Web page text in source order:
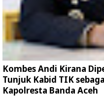
Kombes Andi Kirana
Tunjuk Kabid TIK
Kapolresta Banda Aceh